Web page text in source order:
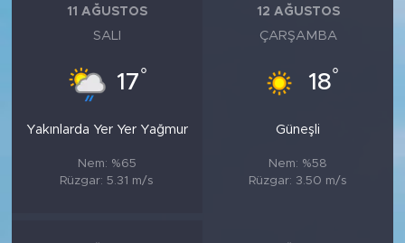
11 AĞUSTOS
SALI
17°
Yakınlarda Yer Yer Yağmur
Nem: %65
Rüzgar: 5.31 m/s
12 AĞUSTOS
ÇARŞAMBA
18°
Güneşli
Nem: %58
Rüzgar: 3.50 m/s